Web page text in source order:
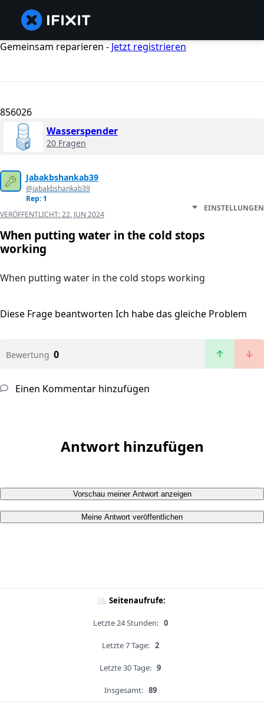
Gemeinsam reparieren - Jetzt registrieren
856026
Wasserspender
20 Fragen
Jabakbshankab39
@jabakbshankab39
Rep: 1
VERÖFFENTLICHT:22. JUN 2024
EINSTELLUNGEN
When putting water in the cold stops
working
When putting water in the cold stops working
Diese Frage beantworten Ich habe das gleiche Problem
Bewertung 0
Einen Kommentar hinzufügen
Antwort hinzufügen
Vorschau meiner Antwort anzeigen
Meine Antwort veröffentlichen
Seitenaufrufe:
Letzte 24 Stunden: 0
Letzte 7 Tage: 2
Letzte 30 Tage: 9
Insgesamt: 89